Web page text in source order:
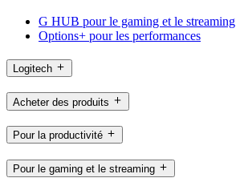
G HUB pour le gaming et le streaming
Options+ pour les performances
Logitech
Acheter des produits
Pour la productivité
Pour le gaming et le streaming